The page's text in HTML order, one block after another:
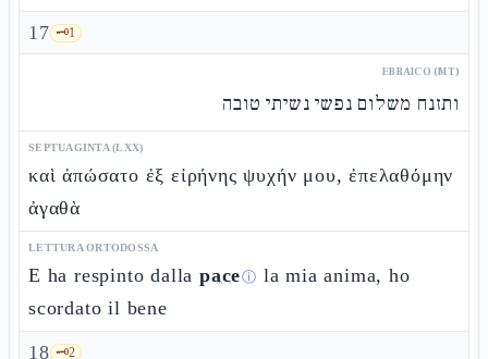
17 🗝️1
EBRAICO (MT)
ותזנח משלום נפשי נשיתי טובה
SEPTUAGINTA (LXX)
καὶ ἀπώσατο ἐξ εἰρήνης ψυχήν μου, ἐπελαθόμην
ἀγαθὰ
LETTURA ORTODOSSA
E ha respinto dalla paceⓘ la mia anima, ho
scordato il bene
18 🗝️2